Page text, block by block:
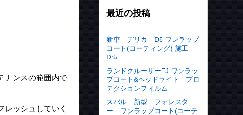
ナンスの範囲内で
ッシュしていく
最近の投稿
新車 デリカ D5 ワンラップ
コート(コーティング) 施工
D:5
ランドクルーザーFJ ワンラッ
プコート&ヘッドライト プロ
テクションフィルム
スバル 新型 フォレスタ
ー ワンラップコート(コーテ